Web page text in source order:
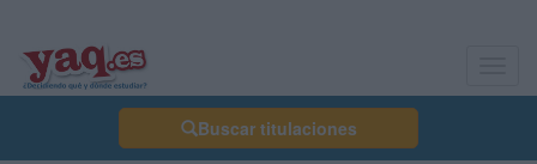
Buscar titulaciones